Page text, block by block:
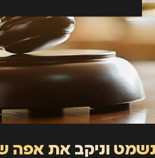
נשמט וניקב את אפה